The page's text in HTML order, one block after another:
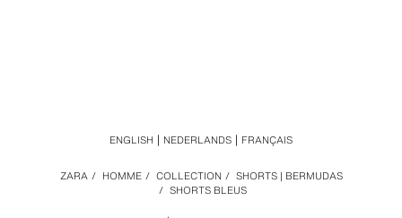
ZARA / HOMME / COLLECTION / SHORTS | BERMUDAS
/ SHORTS BLEUS
ENGLISH NEDERLANDS FRANÇAIS